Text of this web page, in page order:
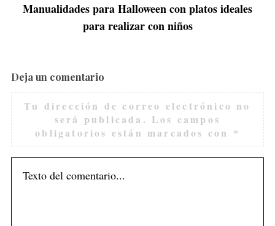
Manualidades para Halloween con platos ideales
para realizar con niños
Deja un comentario
Tu dirección de correo electrónico no
será publicada. Los campos
obligatorios están marcados con *